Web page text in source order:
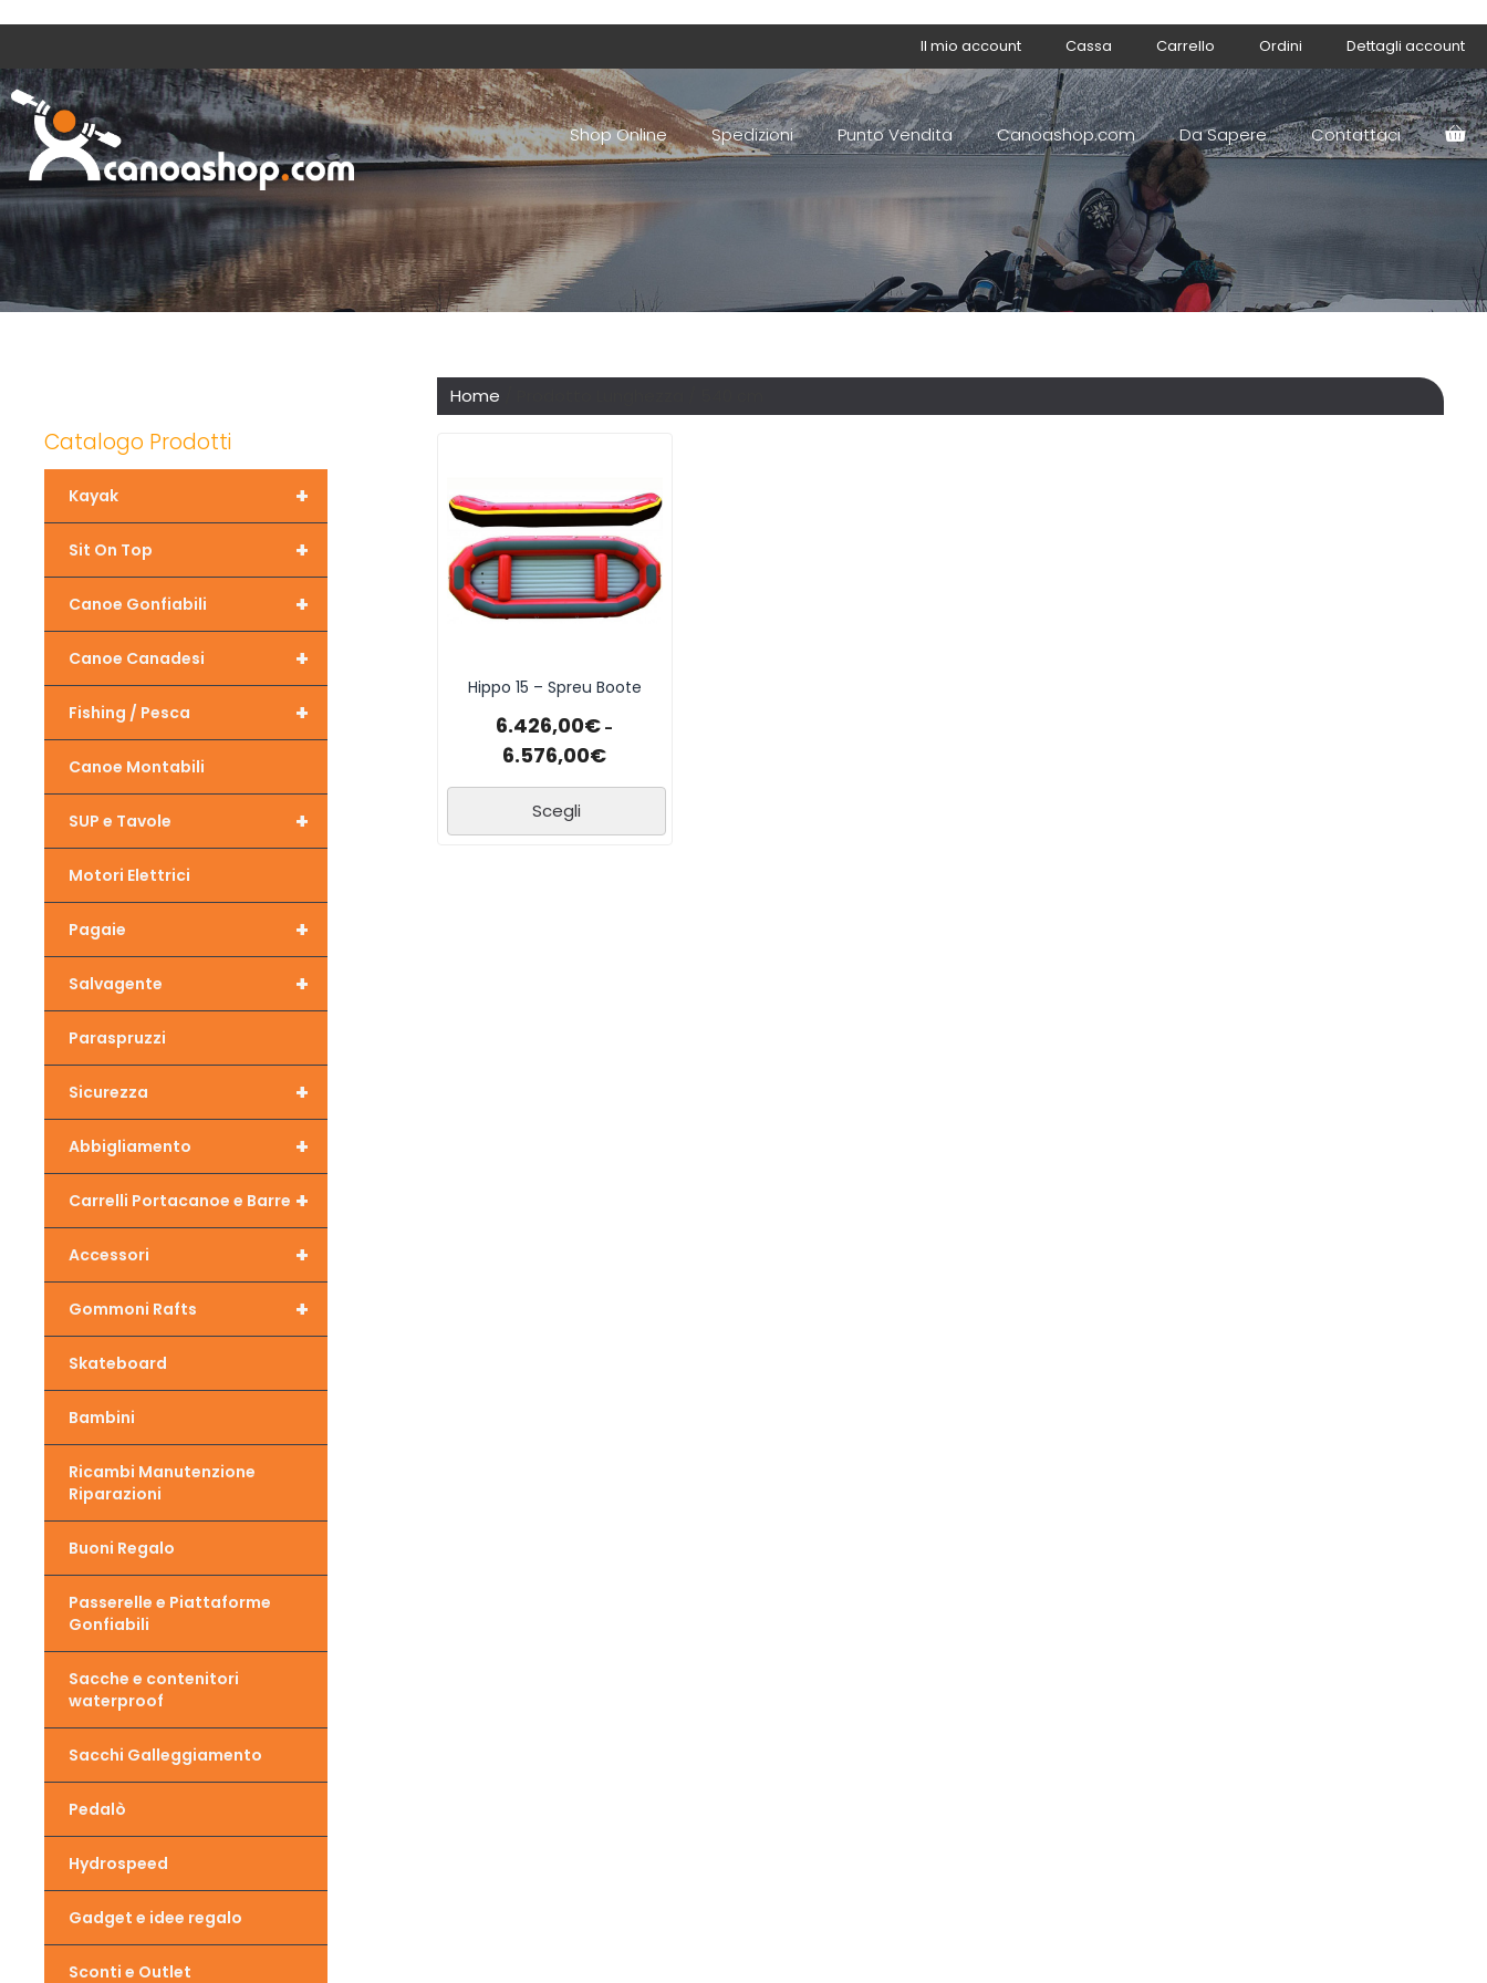
Il mio account Cassa Carrello Ordini Dettagli account
Shop Online Spedizioni Punto Vendita Canoashop.com Da Sapere Contattaci
Home
Hippo 15 – Spreu Boote
6.426,00€ -
6.576,00€
Scegli
Catalogo Prodotti
+
Kayak
+
Sit On Top
+
Canoe Gonfiabili
+
Canoe Canadesi
+
Fishing / Pesca
Canoe Montabili
+
SUP e Tavole
Motori Elettrici
+
Pagaie
+
Salvagente
Paraspruzzi
+
Sicurezza
+
Abbigliamento
+
Carrelli Portacanoe e Barre
+
Accessori
+
Gommoni Rafts
Skateboard
Bambini
Ricambi Manutenzione
Riparazioni
Buoni Regalo
Passerelle e Piattaforme
Gonfiabili
Sacche e contenitori
waterproof
Sacchi Galleggiamento
Pedalò
Hydrospeed
Gadget e idee regalo
Sconti e Outlet